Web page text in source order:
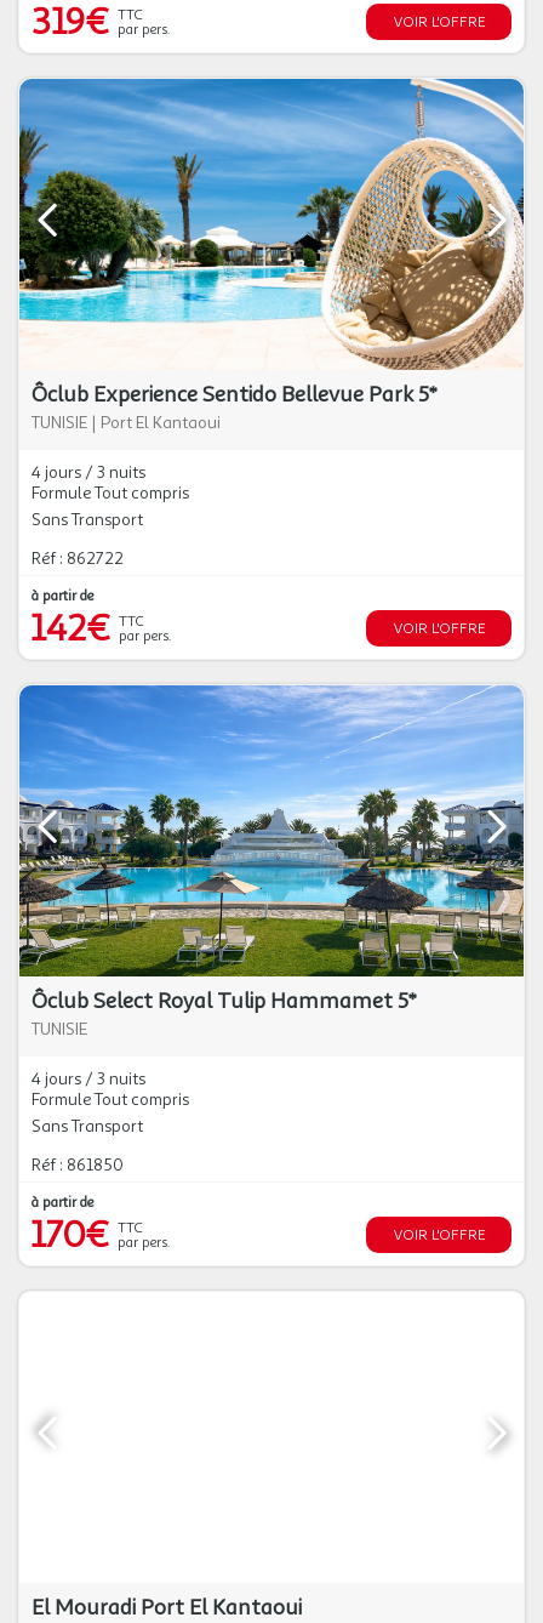
319€ TTC
par pers.
VOIR L'OFFRE
Ôclub Experience Sentido Bellevue Park 5*
TUNISIE | Port El Kantaoui
4 jours / 3 nuits
Formule Tout compris
Sans Transport
Réf : 862722
à partir de
142€ TTC
par pers.
VOIR L'OFFRE
Ôclub Select Royal Tulip Hammamet 5*
TUNISIE
4 jours / 3 nuits
Formule Tout compris
Sans Transport
Réf : 861850
à partir de
170€ TTC
par pers.
VOIR L'OFFRE
El Mouradi Port El Kantaoui